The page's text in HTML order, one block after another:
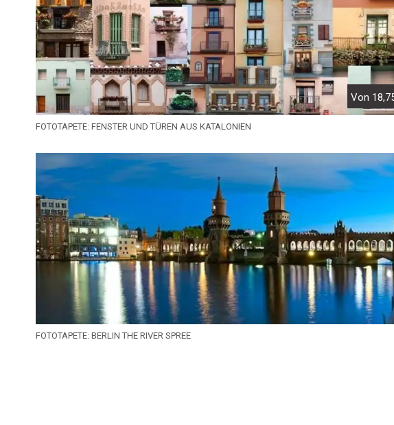
Von
FOTOTAPETE: FENSTER UND TÜREN AUS KATALONIEN
FOTOTAPETE: BERLIN THE RIVER SPREE